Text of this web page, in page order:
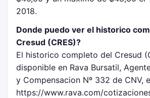
2018.
Donde puedo ver el historico
Cresud (CRES)?
El historico completo del Cresud
disponible en Rava Bursatil,
y Compensacion Nº 332 de CNV,
https://www.rava.com/